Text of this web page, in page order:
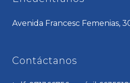
Avenida Francesc Femenias,
Contáctanos